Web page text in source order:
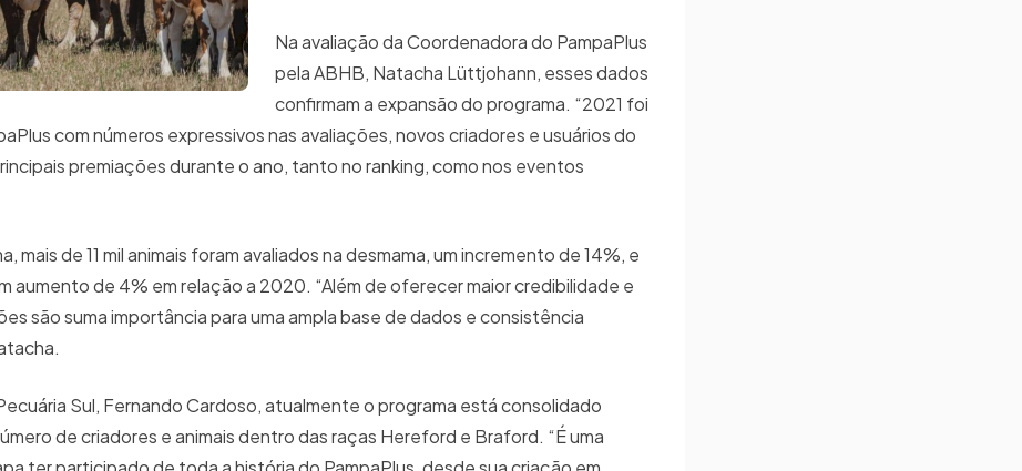
Na avaliação da Coordenadora do PampaPlus
pela ABHB, Natacha Lüttjohann, esses dados
confirmam a expansão do programa. “2021 foi
com números expressivos nas avaliações, novos criadores e usuários do
premiações durante o ano, tanto no ranking, como nos eventos
mais de 11 mil animais foram avaliados na desmama, um incremento de 14%, e
aumento de 4% em relação a 2020. “Além de oferecer maior credibilidade e
são suma importância para uma ampla base de dados e consistência
Sul, Fernando Cardoso, atualmente o programa está consolidado
de criadores e animais dentro das raças Hereford e Braford. “É uma